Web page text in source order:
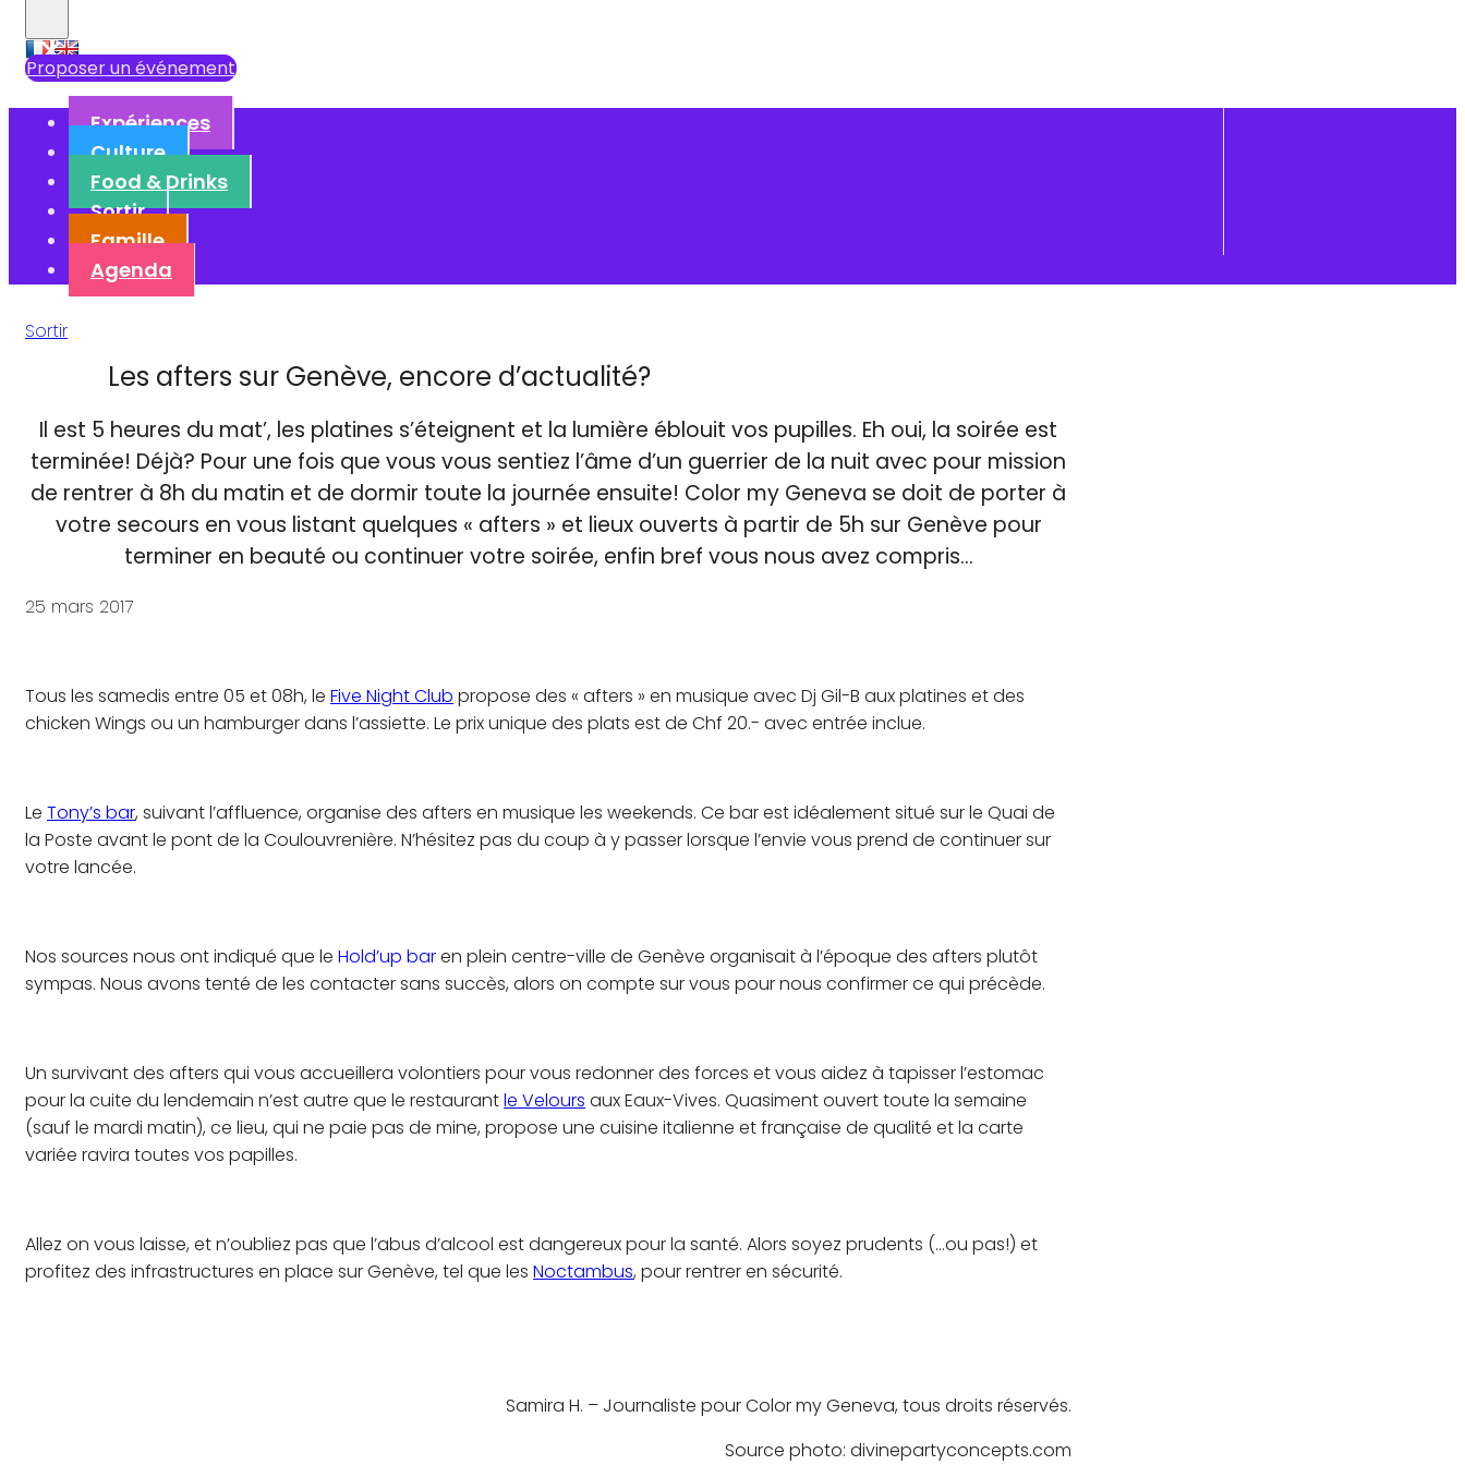
×
Proposer un événement
Expériences
Culture
Food & Drinks
Sortir
Famille
Agenda
Sortir
Les afters sur Genève, encore d’actualité?
Il est 5 heures du mat’, les platines s’éteignent et la lumière éblouit vos pupilles. Eh oui, la soirée est
terminée! Déjà? Pour une fois que vous vous sentiez l’âme d’un guerrier de la nuit avec pour mission
de rentrer à 8h du matin et de dormir toute la journée ensuite! Color my Geneva se doit de porter à
votre secours en vous listant quelques « afters » et lieux ouverts à partir de 5h sur Genève pour
terminer en beauté ou continuer votre soirée, enfin bref vous nous avez compris…
25 mars 2017
Tous les samedis entre 05 et 08h, le Five Night Club propose des « afters » en musique avec Dj Gil-B aux platines et des
chicken Wings ou un hamburger dans l’assiette. Le prix unique des plats est de Chf 20.- avec entrée inclue.
Le Tony’s bar, suivant l’affluence, organise des afters en musique les weekends. Ce bar est idéalement situé sur le Quai de
la Poste avant le pont de la Coulouvrenière. N’hésitez pas du coup à y passer lorsque l’envie vous prend de continuer sur
votre lancée.
Nos sources nous ont indiqué que le Hold’up baren plein centre-ville de Genève organisait à l’époque des afters plutôt
sympas. Nous avons tenté de les contacter sans succès, alors on compte sur vous pour nous confirmer ce qui précède.
Un survivant des afters qui vous accueillera volontiers pour vous redonner des forces et vous aidez à tapisser l’estomac
pour la cuite du lendemain n’est autre que le restaurantle Velours aux Eaux-Vives. Quasiment ouvert toute la semaine
(sauf le mardi matin), ce lieu, qui ne paie pas de mine, propose une cuisine italienne et française de qualité et la carte
variée ravira toutes vos papilles.
Allez on vous laisse, et n’oubliez pas que l’abus d’alcool est dangereux pour la santé. Alors soyez prudents (…ou pas!) et
profitez des infrastructures en place sur Genève, tel que les Noctambus, pour rentrer en sécurité.
Samira H. – Journaliste pour Color my Geneva, tous droits réservés.
Source photo: divinepartyconcepts.com